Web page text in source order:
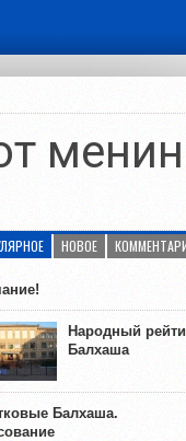
НОВОЕ
Народный
Балхаша
Балхаша.